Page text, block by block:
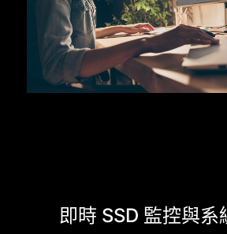
即時 SSD 監控與系